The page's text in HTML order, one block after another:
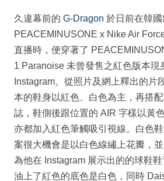
久違幕前的 G-Dragon 於日前在韓
PEACEMINUSONE x Nike Air
直播時，便穿著了
1 Paranoise 未曾發售之紅色版本現
Instagram。從照片及網上釋出的片
本的鞋身以紅色、白色為主，再搭
誌，鞋側後跟位置的 AIR 字樣以黃
亦都加入紅色筆觸吸引視線。白色
案很大機會是以白色線繡上花瓣，
為他在 Instagram 展示出的的球鞋
油上了紅色的底色是白色，同時